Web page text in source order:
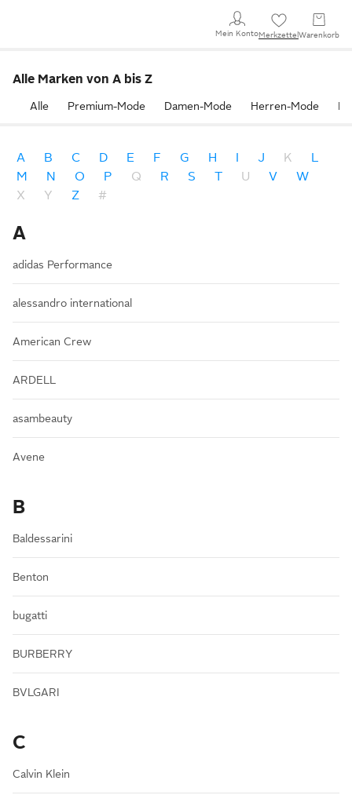
Mein KontoMerkzettel Warenkorb
Alle Marken von A bis Z
Alle Premium-Mode Damen-Mode Herren-Mode
A B C D E F G H I J K
L
M
N O P Q R S T U V
W
X
Y Z #
A
adidas Performance
alessandro international
American Crew
ARDELL
asambeauty
Avene
B
Baldessarini
Benton
bugatti
BURBERRY
BVLGARI
C
Calvin Klein